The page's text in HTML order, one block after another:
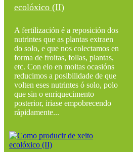
ecolóxico (II)
A fertilización é a reposición dos
nutrintes que as plantas extraen
do solo, e que nos colectamos en
forma de froitas, follas, plantas,
etc. Con elo en moitas ocasións
reducimos a posibilidade de que
volten eses nutrintes ó solo, polo
que sin o enriquecimento
posterior, iriase empobrecendo
rápidamente...